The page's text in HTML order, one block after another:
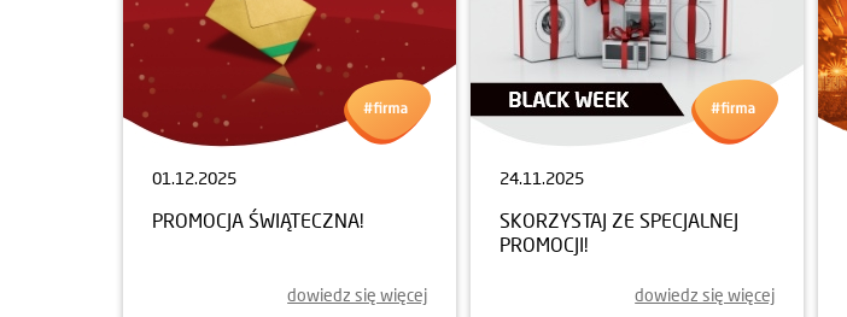
01.12.2025
PROMOCJA ŚWIĄTECZNA!
dowiedz się więcej
24.11.2025
SKORZYSTAJ ZE SPECJALNEJ
PROMOCJI!
dowiedz się więcej